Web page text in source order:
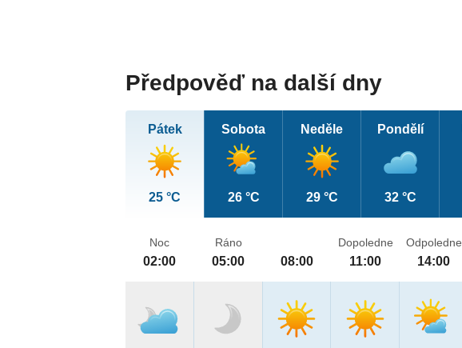
Předpověď na další dny
Pátek
25 °C
Sobota
26 °C
Neděle
29 °C
Pondělí
32 °C
Noc
02:00
Ráno
05:00 08:00
Dopoledne
11:00
Odpoledne
14:00